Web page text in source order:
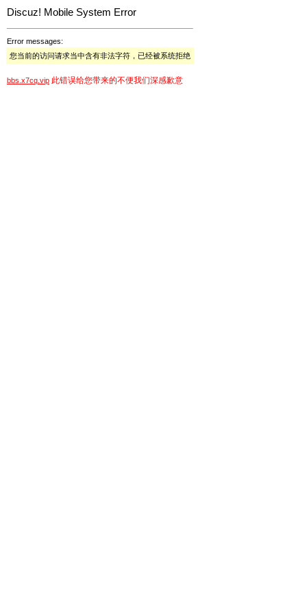
Discuz! Mobile System Error
Error messages:
您当前的访问请求当中含有非法字符，已经被系统拒绝
bbs.x7cq.vip 此错误给您带来的不便我们深感歉意